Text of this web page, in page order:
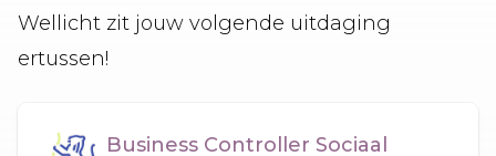
Wellicht zit jouw volgende uitdaging
ertussen!
Business Controller Sociaal